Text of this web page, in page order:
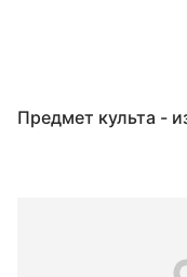
Предмет культа -